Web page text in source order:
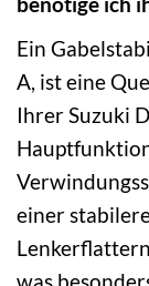
Ein
A, ist eine
Ihrer Suzuki
einer
was